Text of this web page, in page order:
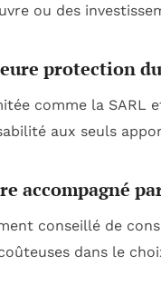
ou des
protection
comme la
aux seuls
accompagné
conseillé de
dans le